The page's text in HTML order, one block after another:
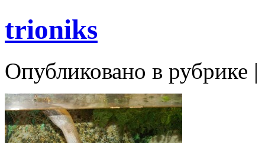
trioniks
Опубликовано в рубрике |